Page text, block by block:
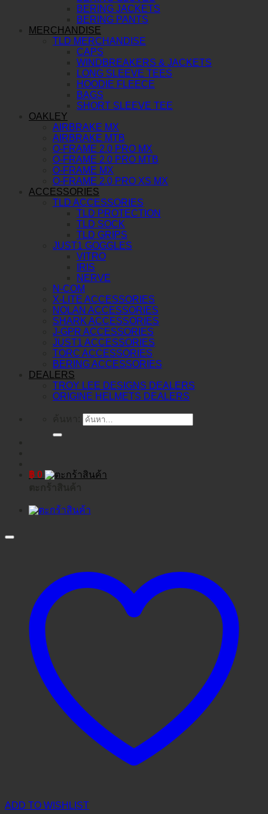
BERING JACKETS
BERING PANTS
MERCHANDISE
TLD MERCHANDISE
CAPS
WINDBREAKERS & JACKETS
LONG SLEEVE TEES
HOODIE FLEECE
BAGS
SHORT SLEEVE TEE
OAKLEY
AIRBRAKE MX
AIRBRAKE MTB
O-FRAME 2.0 PRO MX
O-FRAME 2.0 PRO MTB
O-FRAME MX
O-FRAME 2.0 PRO XS MX
ACCESSORIES
TLD ACCESSORIES
TLD PROTECTION
TLD SOCK
TLD GRIPS
JUST1 GOGGLES
VITRO
IRIS
NERVE
N-COM
X-LITE ACCESSORIES
NOLAN ACCESSORIES
SHARK ACCESSORIES
J-GPR ACCESSORIES
JUST1 ACCESSORIES
TORC ACCESSORIES
BERING ACCESSORIES
DEALERS
TROY LEE DESIGNS DEALERS
ORIGINE HELMETS DEALERS
฿ 0
ADD TO WISHLIST